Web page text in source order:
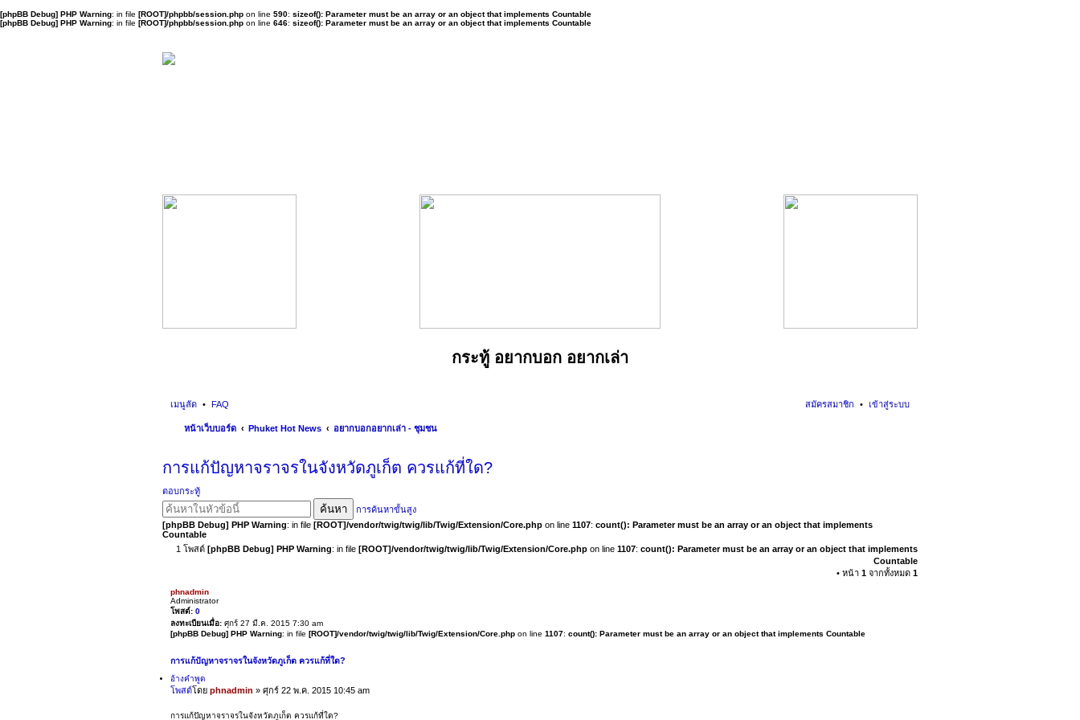
[phpBB Debug] PHP Warning: in file [ROOT]/phpbb/session.php on line 590: sizeof(): Parameter must be an array or an object that implements Countable
[phpBB Debug] PHP Warning: in file [ROOT]/phpbb/session.php on line 646: sizeof(): Parameter must be an array or an object that implements Countable
กระทู้ อยากบอก อยากเล่า
เมนูลัด FAQ เข้าสู่ระบบ
สมัครสมาชิก
หน้าเว็บบอร์ด Phuket Hot News อยากบอกอยากเล่า - ชุมชน
การแก้ปัญหาจราจรในจังหวัดภูเก็ต ควรแก้ที่ใด?
ตอบกระทู้
ค้นหา
การค้นหาขั้นสูง
[phpBB Debug] PHP Warning: in file [ROOT]/vendor/twig/twig/lib/Twig/Extension/Core.php on line 1107: count(): Parameter must be an array or an object that implements
Countable
1 โพสต์ [phpBB Debug] PHP Warning: in file [ROOT]/vendor/twig/twig/lib/Twig/Extension/Core.php on line 1107: count(): Parameter must be an array or an object that implements
Countable
• หน้า 1 จากทั้งหมด 1
phnadmin
Administrator
โพสต์: 0
ลงทะเบียนเมื่อ: ศุกร์ 27 มี.ค. 2015 7:30 am
[phpBB Debug] PHP Warning: in file [ROOT]/vendor/twig/twig/lib/Twig/Extension/Core.php on line 1107: count(): Parameter must be an array or an object that implements Countable
การแก้ปัญหาจราจรในจังหวัดภูเก็ต ควรแก้ที่ใด?
อ้างคำพูด
โพสต์โดย phnadmin » ศุกร์ 22 พ.ค. 2015 10:45 am
การแก้ปัญหาจราจรในจังหวัดภูเก็ต ควรแก้ที่ใด?